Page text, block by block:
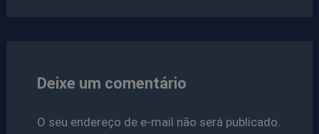
Deixe um comentário
O seu endereço de e-mail não será publicado.